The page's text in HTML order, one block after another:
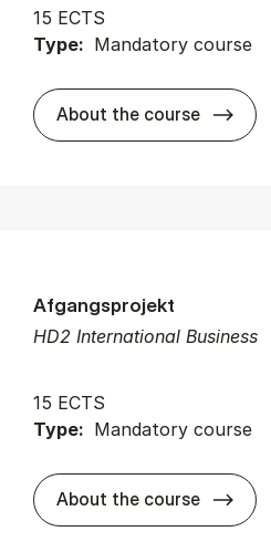
15 ECTS
Type: Mandatory course
About the course about
HD2 International Business
Afgangsprojekt
15 ECTS
Type: Mandatory course
About the course about